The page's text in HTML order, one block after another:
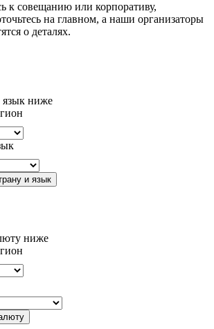
к совещанию или корпоративу,
на главном, а наши организаторы
о деталях.
язык ниже
и язык
ниже